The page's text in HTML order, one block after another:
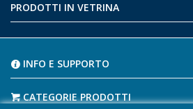
PRODOTTI IN VETRINA
INFO E SUPPORTO
CATEGORIE PRODOTTI